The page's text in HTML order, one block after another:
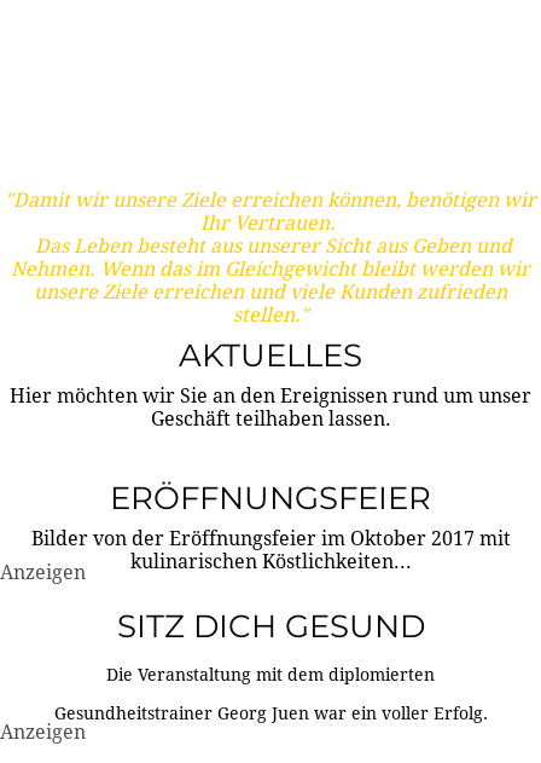
"Damit wir unsere Ziele erreichen können, benötigen wir
Ihr Vertrauen.
Das Leben besteht aus unserer Sicht aus Geben und
Nehmen. Wenn das im Gleichgewicht bleibt werden wir
unsere Ziele erreichen und viele Kunden zufrieden
stellen."
AKTUELLES
Hier möchten wir Sie an den Ereignissen rund um unser
Geschäft teilhaben lassen.
ERÖFFNUNGSFEIER
Bilder von der Eröffnungsfeier im Oktober 2017 mit
kulinarischen Köstlichkeiten...
Anzeigen
SITZ DICH GESUND
Die Veranstaltung mit dem diplomierten
Gesundheitstrainer Georg Juen war ein voller Erfolg.
Anzeigen